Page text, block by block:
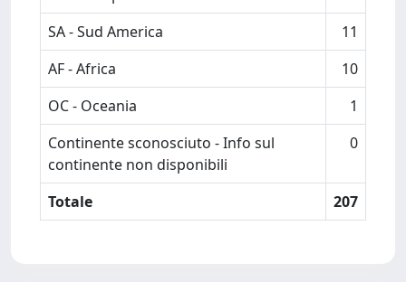
SA - Sud America
11
AF - Africa
10
OC - Oceania
1
Continente sconosciuto - Info sul
continente non disponibili
0
Totale 207